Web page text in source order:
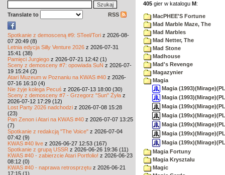
Translate to RSS
Spotkanie z demosceną #9: STeel/Tori z 2026-08-
07 20:49 (8)
Letnia edycja Silly Venture 2026 z 2026-07-31
15:41 (38)
Pamięci Jurgiego z 2026-07-21 12:42 (1)
Sceny z demosceny #7: opowiada SuN z 2026-07-
19 15:24 (2)
Atari Muzeum w Poznaniu na KWAS #40 z 2026-
07-16 16:10 (4)
Nie żyje kolega Pecuś z 2026-07-13 18:00 (30)
Sceny z demosceny #7 - Grzegorz "Sun" Żyła z
2026-07-12 17:29 (12)
Lost Party 2026 nadchodzi z 2026-07-08 15:28
(23)
Pan Zenon i Atari na KWAS #40 z 2026-07-07 13:25
(7)
Spotkanie z redakcją "The Voice" z 2026-07-04
07:42 (9)
KWAS #40 live z 2026-06-27 12:53 (167)
Spotkanie z grupą USSR z 2026-06-26 19:36 (11)
KWAS #40 - zabierzcie Atari Portfolio! z 2026-06-23
08:12 (0)
KWAS #40 - naprawa retrosprzętu z 2026-06-21
17:15 (1)
405 gier w katalogu M:
MacPHEE'S Fortune
Mad Marble Maze, The
Mad Marbles
Mad Netter, The
Mad Stone
Madhouse
Mad's Revenge
Magazynier
Magia
Magia
Magia
Magia
Magia
Magia
Magia
Magia
Magia Fortuny
Magia Krysztalu
Magic